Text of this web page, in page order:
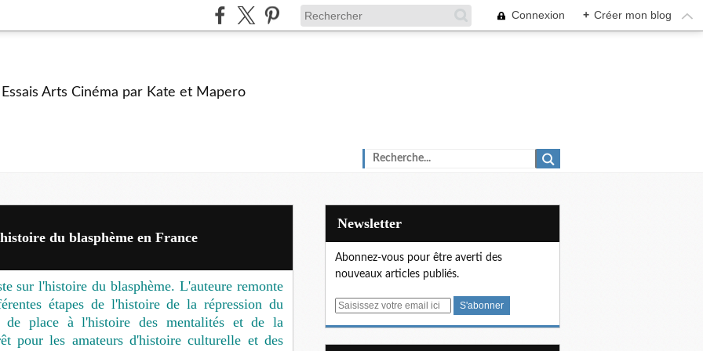
Connexion + Créer mon blog
Arts Cinéma par Kate et Mapero
du blasphème en France
sur l'histoire du blasphème. L'auteure remonte
étapes de l'histoire de la répression du
de place à l'histoire des mentalités et de la
pour les amateurs d'histoire culturelle et des
Newsletter
Abonnez-vous pour être averti des
nouveaux articles publiés.
E